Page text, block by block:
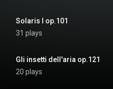
Solaris I op.101
31 plays
Gli insetti dell'aria op.121
20 plays